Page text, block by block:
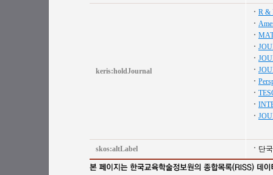
keris:holdJournal
R &
skos:altLabel 단